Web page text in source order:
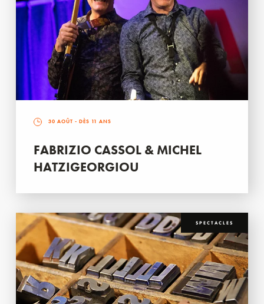
30 AOÛT - DÈS 11 ANS
FABRIZIO CASSOL & MICHEL
HATZIGEORGIOU
SPECTACLES